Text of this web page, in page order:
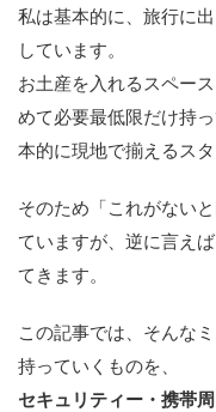
私は基本的に、旅行に
しています。
お土産を入れるスペー
めて必要最低限だけ持
本的に現地で揃えるスタ
そのため「これがない
ていますが、逆に言え
てきます。
この記事では、そんな
持っていくものを、
セキュリティー・携帯